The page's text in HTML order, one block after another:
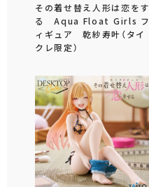
その着せ替え人形は恋をす
る Aqua Float Girls フ
ィギュア 乾紗寿叶（タイ
クレ限定）